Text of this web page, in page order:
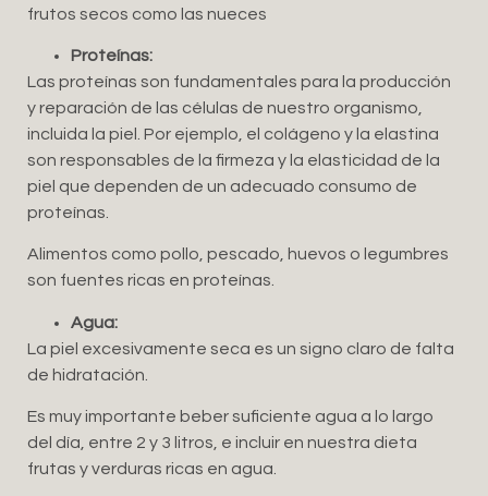
frutos secos como las nueces
Proteínas:
Las proteínas son fundamentales para la producción
y reparación de las células de nuestro organismo,
incluida la piel. Por ejemplo, el colágeno y la elastina
son responsables de la firmeza y la elasticidad de la
piel que dependen de un adecuado consumo de
proteínas.
Alimentos como pollo, pescado, huevos o legumbres
son fuentes ricas en proteínas.
Agua:
La piel excesivamente seca es un signo claro de falta
de hidratación.
Es muy importante beber suficiente agua a lo largo
del día, entre 2 y 3 litros, e incluir en nuestra dieta
frutas y verduras ricas en agua.